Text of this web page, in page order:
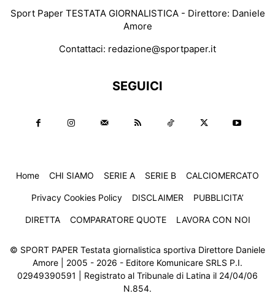
Sport Paper TESTATA GIORNALISTICA - Direttore: Daniele
Amore
Contattaci: redazione@sportpaper.it
SEGUICI
Home CHI SIAMO SERIE A SERIE B CALCIOMERCATO
Privacy Cookies Policy DISCLAIMER PUBBLICITA’
DIRETTA COMPARATORE QUOTE LAVORA CON NOI
© SPORT PAPER Testata giornalistica sportiva Direttore Daniele
Amore | 2005 - 2026 - Editore Komunicare SRLS P.I.
02949390591 | Registrato al Tribunale di Latina il 24/04/06
N.854.